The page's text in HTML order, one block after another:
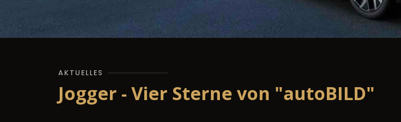
AKTUELLES
Jogger - Vier Sterne von "autoBILD"